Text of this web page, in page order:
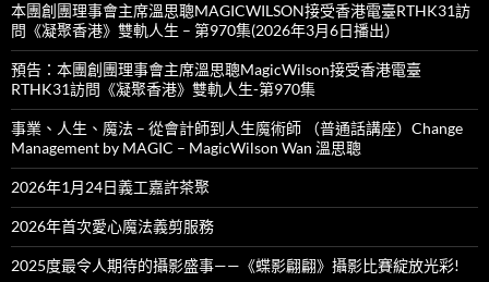
本團創團理事會主席溫思聰MAGICWILSON接受香港電臺RTHK31訪
問《凝聚香港》雙軌人生 – 第970集(2026年3月6日播出）
預告：本團創團理事會主席溫思聰MagicWilson接受香港電臺
RTHK31訪問《凝聚香港》雙軌人生-第970集
事業、人生、魔法 – 從會計師到人生魔術師 （普通話講座）Change
Management by MAGIC – MagicWilson Wan 溫思聰
2026年1月24日義工嘉許茶聚
2026年首次愛心魔法義剪服務
2025度最令人期待的攝影盛事——《蝶影翩翩》攝影比賽綻放光彩!